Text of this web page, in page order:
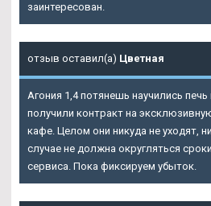
заинтересован.
отзыв оставил(а) Цветная
Агония 1,4 потянешь научились печь
получили контракт на
кафе. Целом они никуда не уходят,
случае не должна округляться
сервиса. Пока фиксируем убыток.